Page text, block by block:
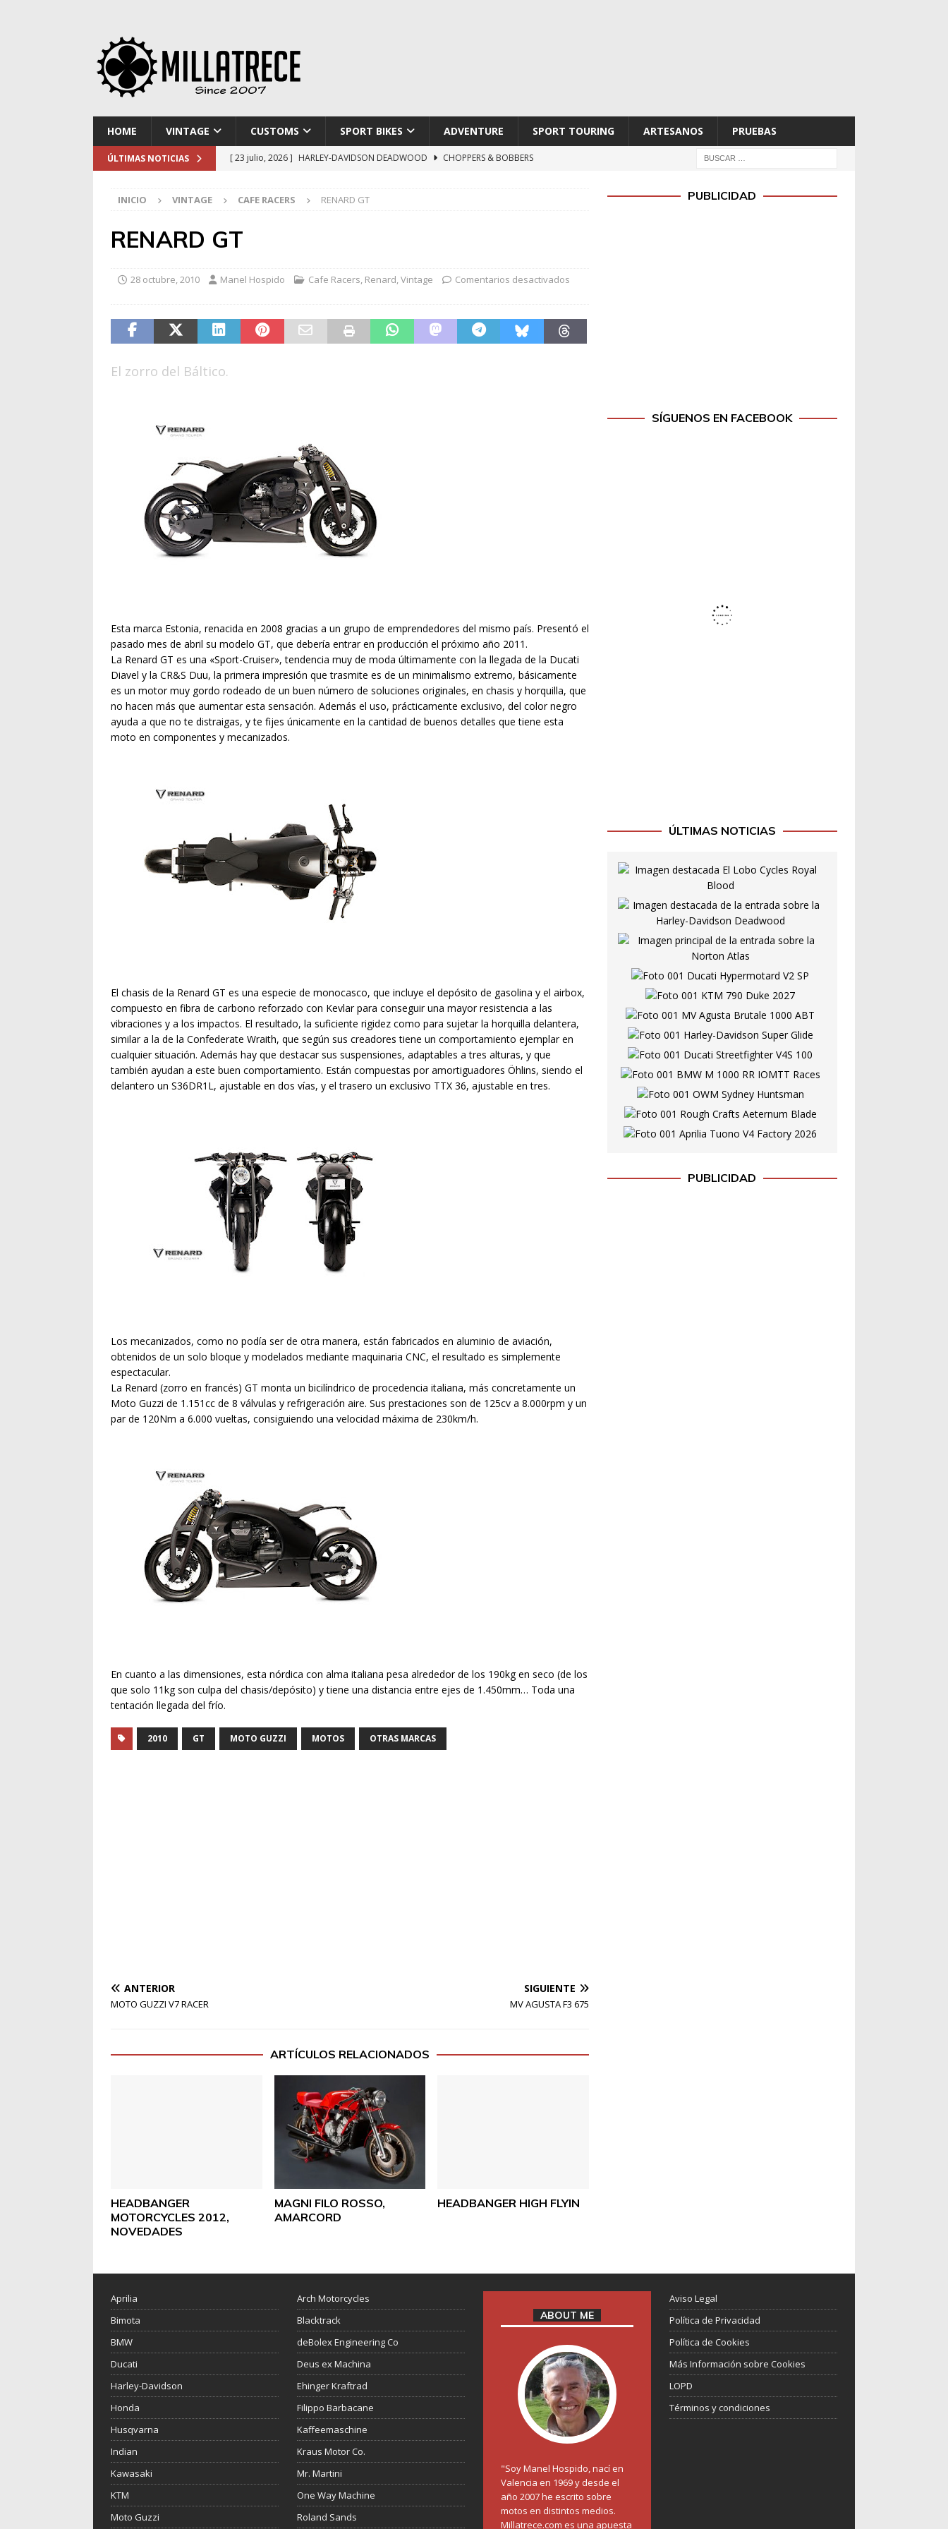
HOME VINTAGE CUSTOMS SPORT BIKES ADVENTURE SPORT TOURING ARTESANOS PRUEBAS
ÚLTIMAS NOTICIAS [ 23 julio, 2026 ] HARLEY-DAVIDSON DEADWOOD
CHOPPERS & BOBBERS
[ 9 julio, 2026 ] DUCATI HYPERMOTARD V2 SP
[ 2 julio, 2026 ]
INICIO VINTAGE CAFE RACERS RENARD GT
RENARD GT
28 octubre, 2010 Manel Hospido Cafe Racers, Renard,Vintage Comentarios desactivados
El zorro del Báltico.
Esta marca Estonia, renacida en 2008 gracias a un grupo de emprendedores del mismo país. Presentó el
pasado mes de abril su modelo GT, que debería entrar en producción el próximo año 2011.
La Renard GT es una «Sport-Cruiser», tendencia muy de moda últimamente con la llegada de la Ducati
Diavel y la CR&S Duu, la primera impresión que trasmite es de un minimalismo extremo, básicamente
es un motor muy gordo rodeado de un buen número de soluciones originales, en chasis y horquilla, que
no hacen más que aumentar esta sensación. Además el uso, prácticamente exclusivo, del color negro
ayuda a que no te distraigas, y te fijes únicamente en la cantidad de buenos detalles que tiene esta
moto en componentes y mecanizados.
El chasis de la Renard GT es una especie de monocasco, que incluye el depósito de gasolina y el airbox,
compuesto en fibra de carbono reforzado con Kevlar para conseguir una mayor resistencia a las
vibraciones y a los impactos. El resultado, la suficiente rigidez como para sujetar la horquilla delantera,
similar a la de la Confederate Wraith, que según sus creadores tiene un comportamiento ejemplar en
cualquier situación. Además hay que destacar sus suspensiones, adaptables a tres alturas, y que
también ayudan a este buen comportamiento. Están compuestas por amortiguadores Öhlins, siendo el
delantero un S36DR1L, ajustable en dos vías, y el trasero un exclusivo TTX 36, ajustable en tres.
Los mecanizados, como no podía ser de otra manera, están fabricados en aluminio de aviación,
obtenidos de un solo bloque y modelados mediante maquinaria CNC, el resultado es simplemente
espectacular.
La Renard (zorro en francés) GT monta un bicilíndrico de procedencia italiana, más concretamente un
Moto Guzzi de 1.151cc de 8 válvulas y refrigeración aire. Sus prestaciones son de 125cv a 8.000rpm y un
par de 120Nm a 6.000 vueltas, consiguiendo una velocidad máxima de 230km/h.
En cuanto a las dimensiones, esta nórdica con alma italiana pesa alrededor de los 190kg en seco (de los
que solo 11kg son culpa del chasis/depósito) y tiene una distancia entre ejes de 1.450mm… Toda una
tentación llegada del frío.
2010 GT MOTO GUZZI MOTOS OTRAS MARCAS
ANTERIOR
MOTO GUZZI V7 RACER
SIGUIENTE
MV AGUSTA F3 675
ARTÍCULOS RELACIONADOS
HEADBANGER
MOTORCYCLES 2012,
NOVEDADES
MAGNI FILO ROSSO,
AMARCORD
HEADBANGER HIGH FLYIN
PUBLICIDAD
SÍGUENOS EN FACEBOOK
ÚLTIMAS NOTICIAS
PUBLICIDAD
Aprilia
Bimota
BMW
Ducati
Harley-Davidson
Honda
Husqvarna
Indian
Kawasaki
KTM
Moto Guzzi
Arch Motorcycles
Blacktrack
deBolex Engineering Co
Deus ex Machina
Ehinger Kraftrad
Filippo Barbacane
Kaffeemaschine
Kraus Motor Co.
Mr. Martini
One Way Machine
Roland Sands
ABOUT ME
"Soy Manel Hospido, nací en
Valencia en 1969 y desde el
año 2007 he escrito sobre
motos en distintos medios.
Millatrece.com es una apuesta
Aviso Legal
Política de Privacidad
Política de Cookies
Más Información sobre Cookies
LOPD
Términos y condiciones